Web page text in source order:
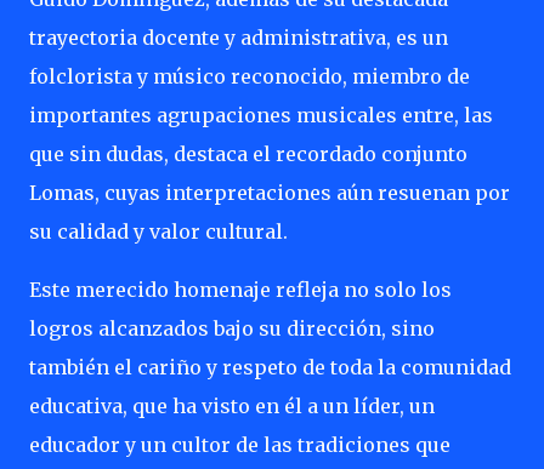
trayectoria docente y administrativa, es un
folclorista y músico reconocido, miembro de
importantes agrupaciones musicales entre, las
que sin dudas, destaca el recordado conjunto
Lomas, cuyas interpretaciones aún resuenan por
su calidad y valor cultural.
Este merecido homenaje refleja no solo los
logros alcanzados bajo su dirección, sino
también el cariño y respeto de toda la comunidad
educativa, que ha visto en él a un líder, un
educador y un cultor de las tradiciones que